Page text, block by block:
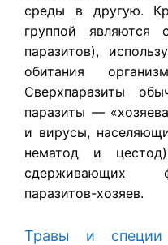
среды в другую.
группой являются
паразитов),
обитания
Сверхпаразиты
паразиты —
и вирусы,
нематод и
сдерживающих
паразитов-хозяев.
Травы и специи